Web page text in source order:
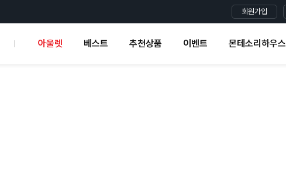
회원가입
아울렛 베스트 추천상품 이벤트 몬테소리하우스